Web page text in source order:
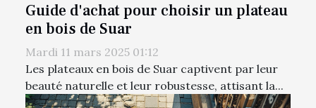
Guide d'achat pour choisir un plateau
en bois de Suar
Mardi 11 mars 2025 01:12
Les plateaux en bois de Suar captivent par leur
beauté naturelle et leur robustesse, attisant la...